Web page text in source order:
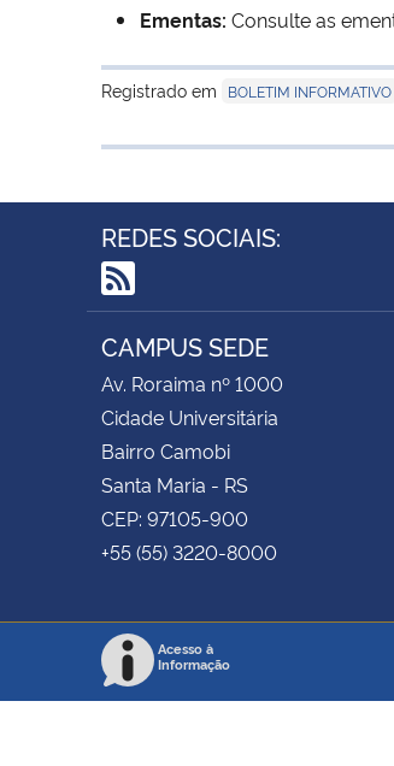
Ementas: Consulte as
Registrado em BOLETIM INFORMATIVO
REDES SOCIAIS:
RSS
CAMPUS SEDE
Av. Roraima nº 1000
Cidade Universitária
Bairro Camobi
Santa Maria - RS
CEP: 97105-900
+55 (55) 3220-8000
Acesso à
Informação